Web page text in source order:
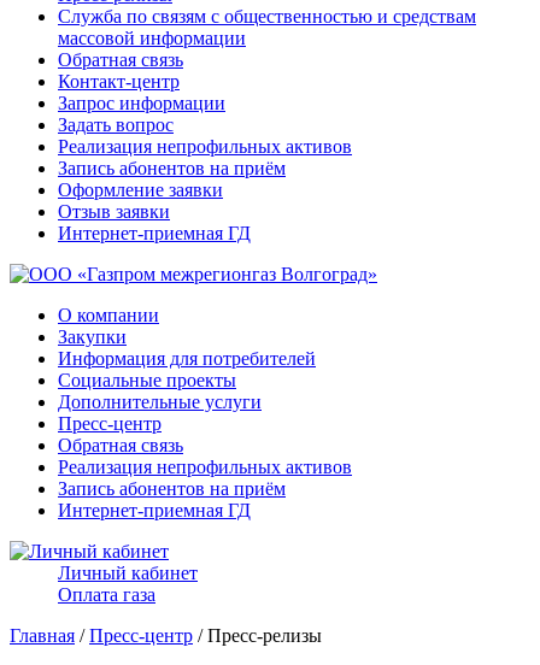
Служба по связям с общественностью и средствам
массовой информации
Обратная связь
Контакт-центр
Запрос информации
Задать вопрос
Реализация непрофильных активов
Запись абонентов на приём
Оформление заявки
Отзыв заявки
Интернет-приемная ГД
О компании
Закупки
Информация для потребителей
Социальные проекты
Дополнительные услуги
Пресс-центр
Обратная связь
Реализация непрофильных активов
Запись абонентов на приём
Интернет-приемная ГД
Личный кабинет
Оплата газа
Главная /Пресс-центр / Пресс-релизы